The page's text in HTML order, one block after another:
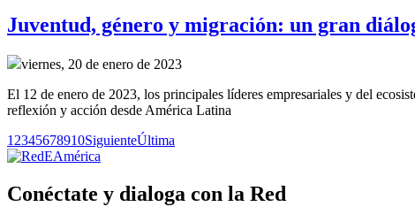
Juventud, género y migración: un gran
viernes, 20 de enero de 2023
El 12 de enero de 2023, los principales líderes empresariales y del
reflexión y acción desde América Latina
1 2345678910SiguienteÚltima
Conéctate y dialoga con la Red